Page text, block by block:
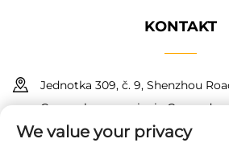
KONTAKT
Jednotka 309, č. 9, Shenzhou
Guangzhou, provincie
We value your privacy